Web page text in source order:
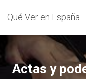
Qué Ver en España
Actas y